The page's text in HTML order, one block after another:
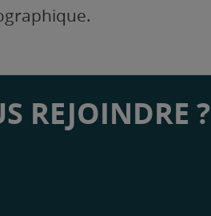
REJOINDRE ?